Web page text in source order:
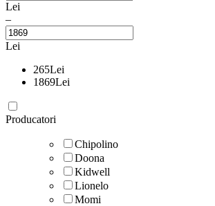
Lei
–
Lei
265Lei
1869Lei
Producatori
Chipolino
Doona
Kidwell
Lionelo
Momi